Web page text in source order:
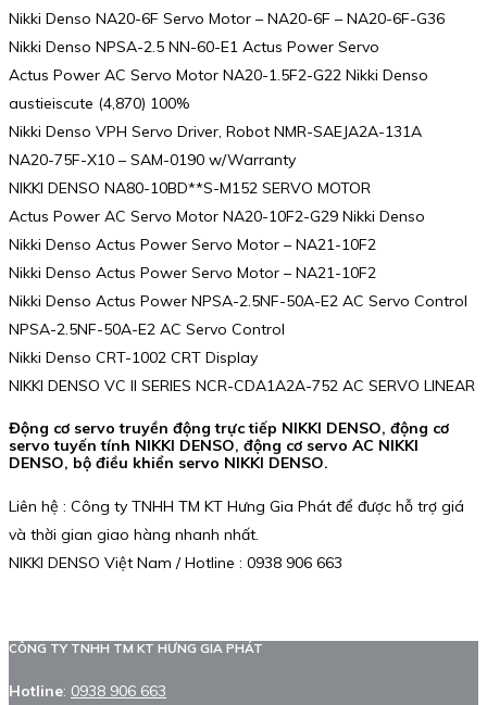
Nikki Denso NA20-6F Servo Motor – NA20-6F – NA20-6F-G36
Nikki Denso NPSA-2.5 NN-60-E1 Actus Power Servo
Actus Power AC Servo Motor NA20-1.5F2-G22 Nikki Denso
austieiscute (4,870) 100%
Nikki Denso VPH Servo Driver, Robot NMR-SAEJA2A-131A
NA20-75F-X10 – SAM-0190 w/Warranty
NIKKI DENSO NA80-10BD**S-M152 SERVO MOTOR
Actus Power AC Servo Motor NA20-10F2-G29 Nikki Denso
Nikki Denso Actus Power Servo Motor – NA21-10F2
Nikki Denso Actus Power Servo Motor – NA21-10F2
Nikki Denso Actus Power NPSA-2.5NF-50A-E2 AC Servo Control
NPSA-2.5NF-50A-E2 AC Servo Control
Nikki Denso CRT-1002 CRT Display
NIKKI DENSO VC II SERIES NCR-CDA1A2A-752 AC SERVO LINEAR
Động cơ servo truyền động trực tiếp NIKKI DENSO, động cơ
servo tuyến tính NIKKI DENSO, động cơ servo AC NIKKI
DENSO, bộ điều khiển servo NIKKI DENSO.
Liên hệ : Công ty TNHH TM KT Hưng Gia Phát để được hỗ trợ giá
và thời gian giao hàng nhanh nhất.
NIKKI DENSO Việt Nam / Hotline : 0938 906 663
CÔNG TY TNHH TM KT HƯNG GIA PHÁT
Hotline: 0938 906 663